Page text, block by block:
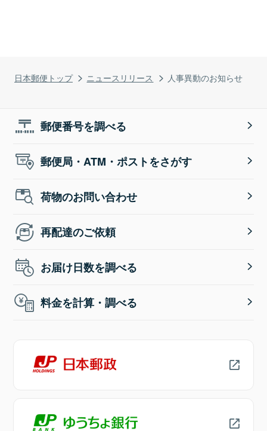
日本郵便トップ ニュースリリース 人事異動のお知らせ
郵便番号を調べる
郵便局・ATM・ポストをさがす
荷物のお問い合わせ
再配達のご依頼
お届け日数を調べる
料金を計算・調べる